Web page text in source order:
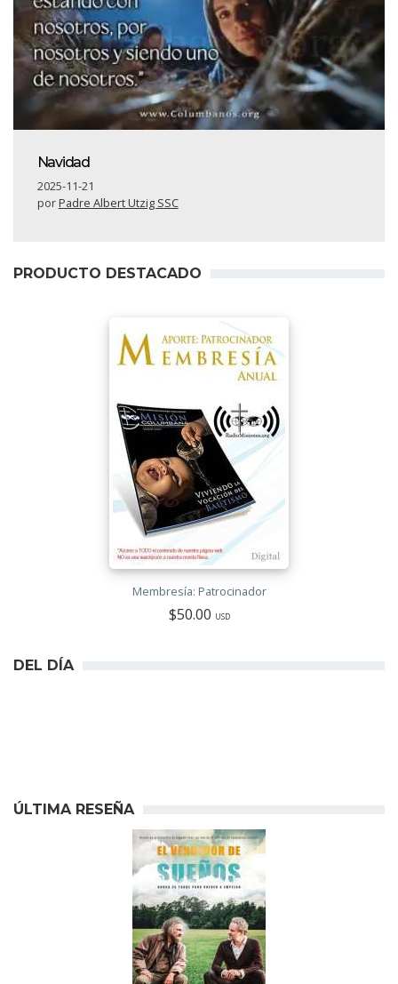
Navidad
2025-11-21
porPadre Albert Utzig SSC
PRODUCTO DESTACADO
Membresía: Patrocinador
$50.00 USD
DEL DÍA
ÚLTIMA RESEÑA